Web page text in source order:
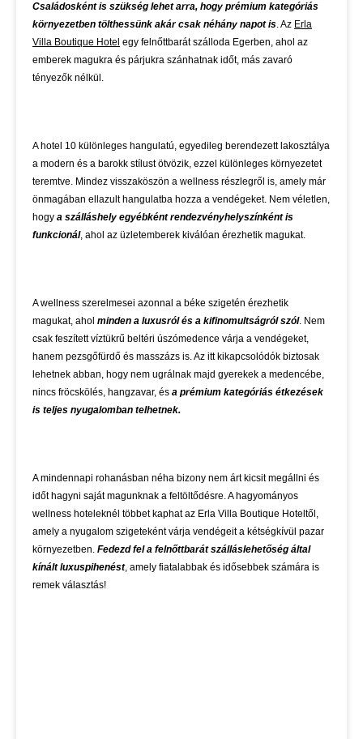
Családosként is szükség lehet arra, hogy prémium kategóriás
környezetben tölthessünk akár csak néhány napot is. Az Erla
Villa Boutique Hotel egy felnőttbarát szálloda Egerben, ahol az
emberek magukra és párjukra szánhatnak időt, más zavaró
tényezők nélkül.
A hotel 10 különleges hangulatú, egyedileg berendezett lakosztálya
a modern és a barokk stílust ötvözik, ezzel különleges környezetet
teremtve. Mindez visszaköszön a wellness részlegről is, amely már
önmagában ellazult hangulatba hozza a vendégeket. Nem véletlen,
hogy a szálláshely egyébként rendezvényhelyszínként is
funkcionál, ahol az üzletemberek kiválóan érezhetik magukat.
A wellness szerelmesei azonnal a béke szigetén érezhetik
magukat, ahol minden a luxusról és a kifinomultságról szól. Nem
csak feszített víztükrű beltéri úszómedence várja a vendégeket,
hanem pezsgőfürdő és masszázs is. Az itt kikapcsolódók biztosak
lehetnek abban, hogy nem ugrálnak majd gyerekek a medencébe,
nincs fröcskölés, hangzavar, és a prémium kategóriás étkezések
is teljes nyugalomban telhetnek.
A mindennapi rohanásban néha bizony nem árt kicsit megállni és
időt hagyni saját magunknak a feltöltődésre. A hagyományos
wellness hoteleknél többet kaphat az Erla Villa Boutique Hoteltől,
amely a nyugalom szigeteként várja vendégeit a kétségkívül pazar
környezetben. Fedezd fel a felnőttbarát szálláslehetőség által
kínált luxuspihenést, amely fiatalabbak és idősebbek számára is
remek választás!